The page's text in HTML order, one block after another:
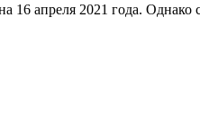
апреля 2021 года. Однако